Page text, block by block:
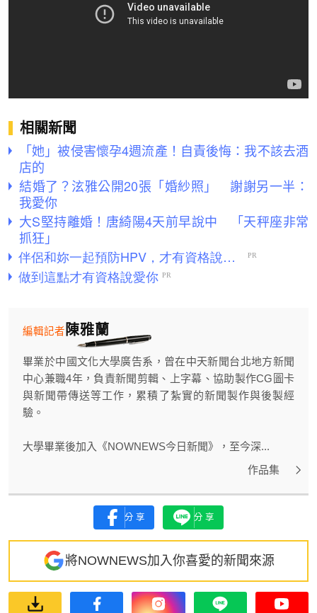
相關新聞
「她」被侵害懷孕4週流產！自責後悔：我不該去酒
店的
結婚了？泫雅公開20張「婚紗照」 謝謝另一半：
我愛你
大S堅持離婚！唐綺陽4天前早說中 「天秤座非常
抓狂」
陳雅蘭
編輯記者
畢業於中國文化大學廣告系，曾在中天新聞台北地方新聞
中心兼職4年，負責新聞剪輯、上字幕、協助製作CG圖卡
與新聞帶傳送等工作，累積了紮實的新聞製作與後製經
驗。
大學畢業後加入《NOWNEWS今日新聞》，至今深...
作品集
分享 分享
將NOWNEWS加入你喜愛的新聞來源